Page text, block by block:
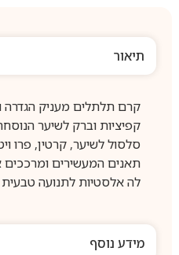
תיאור
קרם תלתלים מעניק הגדרה
קפיציות וברק לשיער
תאנים המעשירים
לה אלסטיות לתנועה טבעית
מידע נוסף